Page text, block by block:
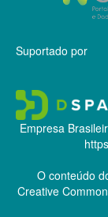
Suportado por
Empresa
O conteúdo
Creative